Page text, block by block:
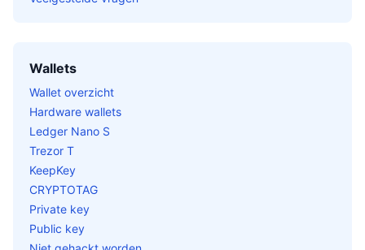
Wallets
Wallet overzicht
Hardware wallets
Ledger Nano S
Trezor T
KeepKey
CRYPTOTAG
Private key
Public key